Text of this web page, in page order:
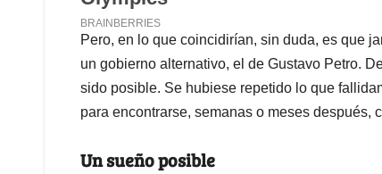
Pero, en lo que coincidirían, sin duda, es que
un gobierno alternativo, el de Gustavo Petro.
sido posible. Se hubiese repetido lo que
para encontrarse, semanas o meses después,
Un sueño posible